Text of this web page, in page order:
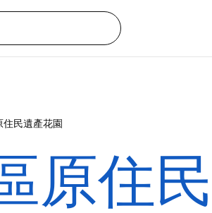
民遺產花園
原住